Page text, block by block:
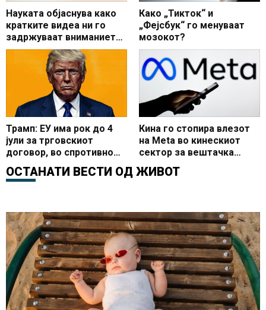
Науката објаснува како
кратките видеа ни го
задржуваат вниманието
со часови
Како „Тикток“ и
„Фејсбук“ го менуваат
мозокот?
Трамп: ЕУ има рок до 4
јули за трговскиот
договор, во спротивно
следуваат повисоки
царини
Кина го стопира влезот
на Meta во кинескиот
сектор за вештачка
интелигенција
ОСТАНАТИ ВЕСТИ ОД ЖИВОТ